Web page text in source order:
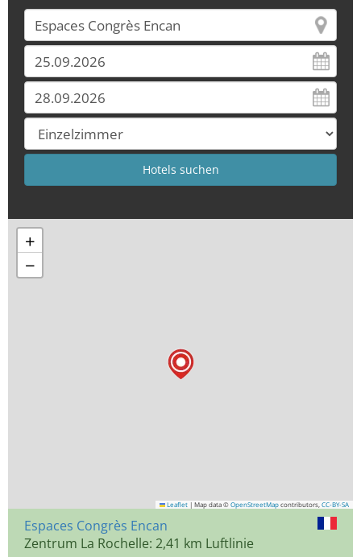
+
−
Leaflet | Map data © OpenStreetMap contributors, CC-BY-SA
Espaces Congrès Encan
Zentrum La Rochelle: 2,41 km Luftlinie